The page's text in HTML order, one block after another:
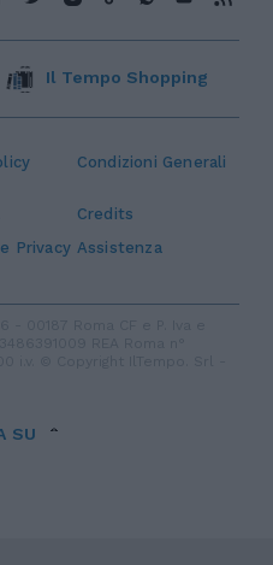
Condizioni Generali
Credits
Privacy Assistenza
Il Tempo Shopping
SU